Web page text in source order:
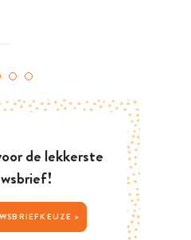
de lekkerste
JOUW NIEUWSBRIEFKEUZE >